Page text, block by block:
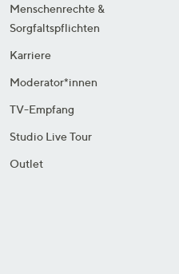
Menschenrechte &
Sorgfaltspflichten
Karriere
Moderator*innen
TV-Empfang
Studio Live Tour
Outlet